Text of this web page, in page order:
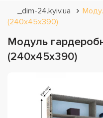
_dim-24.kyiv.ua
(240х45х390)
Модуль
(240х45х390)